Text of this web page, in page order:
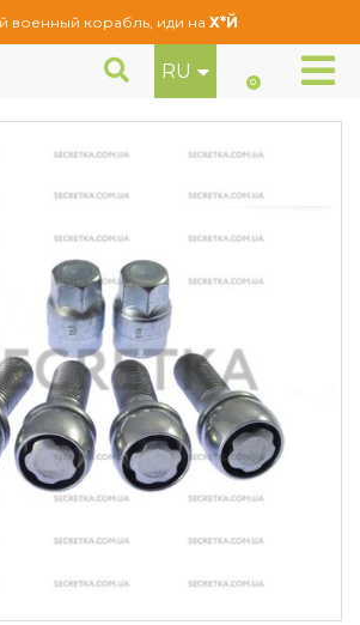
военный корабль, иди на Х*Й
RU 0